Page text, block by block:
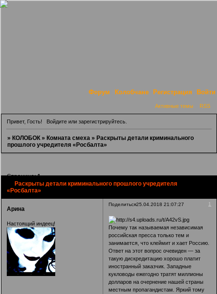
Форум Колобчане Регистрация Войти
Активные темы RSS
Привет, Гость! Войдитеили зарегистрируйтесь.
»КОЛОБОК »Комната смеха »Раскрыты детали криминального
прошлого учредителя «Росбалта»
Раскрыты детали криминального прошлого учредителя
«Росбалта»
Страница:1
Поделиться 1
25.04.2018 21:07:27
Арина
Настоящий индеец!
Почему так называемая независимая
российская пресса только тем и
занимается, что клеймит и хает Россию.
Ответ на этот вопрос очевиден — за
такую дискредитацию хорошо платит
иностранный заказчик. Западные
кукловоды ежегодно тратят миллионы
долларов на очернение нашей страны
местным пропагандистам. Яркий тому